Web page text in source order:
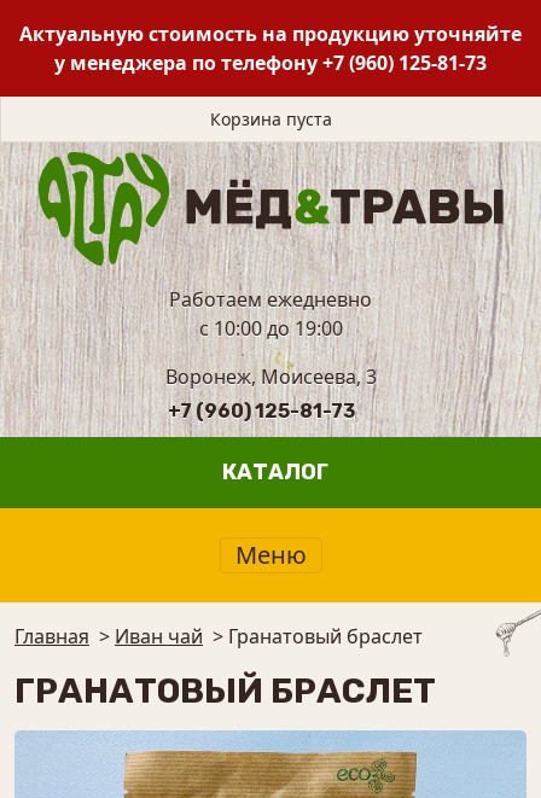
Актуальную стоимость на продукцию уточняйте
у менеджера по телефону+7 (960) 125-81-73
Корзина пуста
Работаем ежедневно
с 10:00 до 19:00
Воронеж, Моисеева, 3
+7 (960) 125-81-73
КАТАЛОГ
Меню
Главная > Иван чай > Гранатовый браслет
ГРАНАТОВЫЙ БРАСЛЕТ